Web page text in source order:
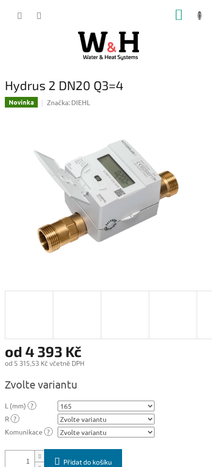
Hydrus 2 DN20 Q3=4
Novinka Značka: DIEHL
od 4 393 Kč
od 5 315,53 Kč včetně DPH
cena:
Zvolte variantu
L (mm) ?
R ?
Komunikace ?
Přidat do košíku